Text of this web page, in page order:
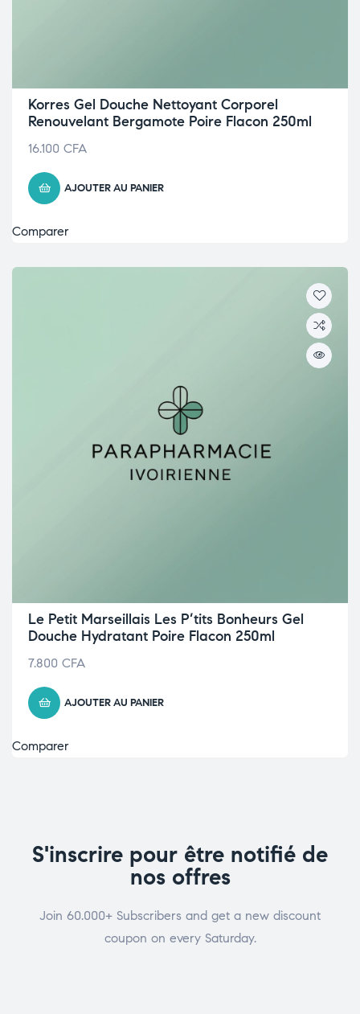
Korres Gel Douche Nettoyant Corporel
Renouvelant Bergamote Poire Flacon 250ml
16.100 CFA
AJOUTER AU PANIER
Comparer
Le Petit Marseillais Les P’tits Bonheurs Gel
Douche Hydratant Poire Flacon 250ml
7.800 CFA
AJOUTER AU PANIER
Comparer
S'inscrire pour être notifié de
nos offres
Join 60.000+ Subscribers and get a new discount
coupon on every Saturday.